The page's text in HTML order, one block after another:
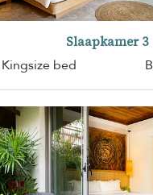
Slaapkamer 3
Kingsize bed